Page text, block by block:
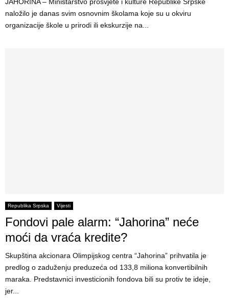
naložilo je danas svim osnovnim školama koje su u okviru
organizacije škole u prirodi ili ekskurzije na...
Republika Srpska Vijesti
Fondovi pale alarm: “Jahorina” neće
moći da vraća kredite?
Skupština akcionara Olimpijskog centra “Jahorina” prihvatila je
predlog o zaduženju preduzeća od 133,8 miliona konvertibilnih
maraka. Predstavnici investicionih fondova bili su protiv te ideje,
jer...